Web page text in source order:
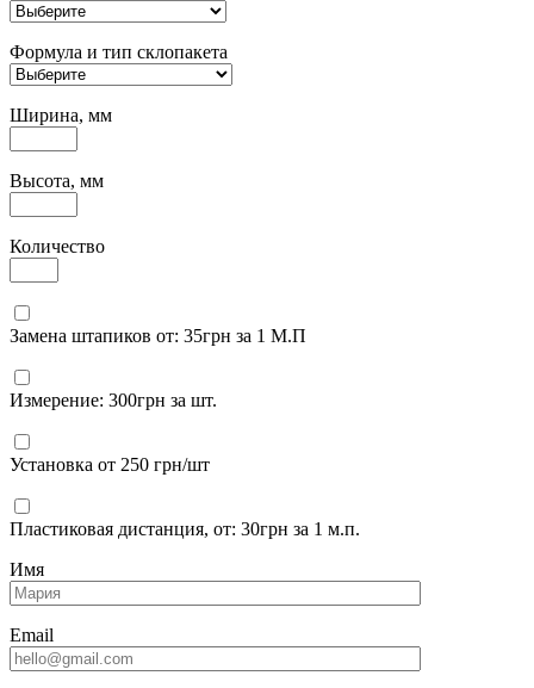
Формула и тип склопакета
Ширина, мм
Высота, мм
Количество
Замена штапиков от: 35грн за 1 М.П
Измерение: 300грн за шт.
Установка от 250 грн/шт
Пластиковая дистанция, от: 30грн за 1 м.п.
Имя
Email